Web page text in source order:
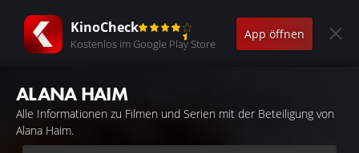
KinoCheck
Kostenlos im Google Play Store
App öffnen
ALANA HAIM
Alle Informationen zu Filmen und Serien mit der Beteiligung von
Alana Haim.